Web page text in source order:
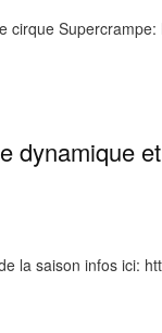
cirque
dynamique
la saison infos ici: